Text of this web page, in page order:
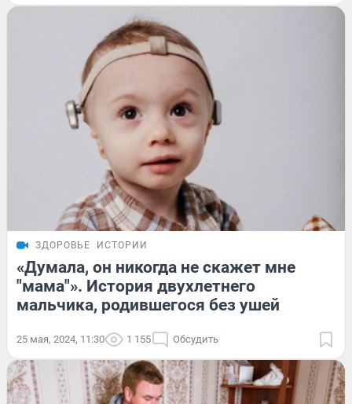
ЗДОРОВЬЕ ИСТОРИИ
«Думала, он никогда не скажет мне
"мама"». История двухлетнего
мальчика, родившегося без ушей
25 мая, 2024, 11:30 1 155 Обсудить